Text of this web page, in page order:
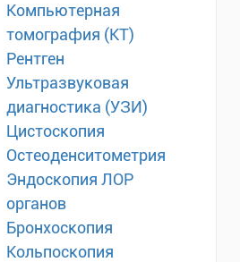
Компьютерная
томография (КТ)
Рентген
Ультразвуковая
диагностика (УЗИ)
Цистоскопия
Остеоденситометрия
Эндоскопия ЛОР
органов
Бронхоскопия
Кольпоскопия